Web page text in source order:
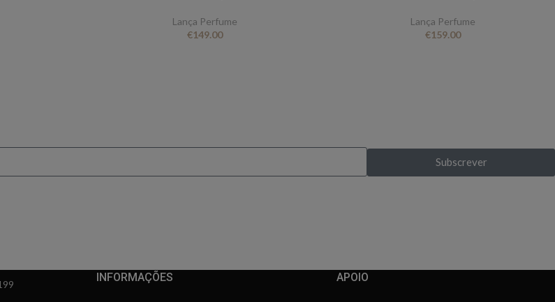
Lança Perfume
€149.00
Lança Perfume
€159.00
Subscrever
INFORMAÇÕES APOIO